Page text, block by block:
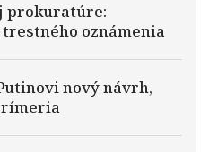
prokuratúre:
oznámenia
nový návrh,